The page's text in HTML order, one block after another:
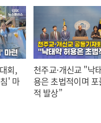
회,
' 마
천주교·개신교 "낙
용은 초법적이며
적 발상”